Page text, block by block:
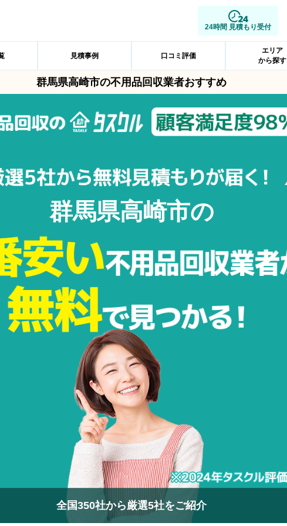
24時間 見積もり受付
見積事例 口コミ評価
エリア
から探す
群馬県高崎市の不用品回収業者おすすめ
群馬県高崎市の
全国350社から厳選5社をご紹介